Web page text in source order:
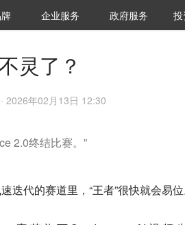
36Kr研究院
企业服务 城市之窗
政府服务 投资
灵了？
· 2026年02月13日 12:30
2.0终结比赛。”
迭代的赛道里，“王者”很快就会易位